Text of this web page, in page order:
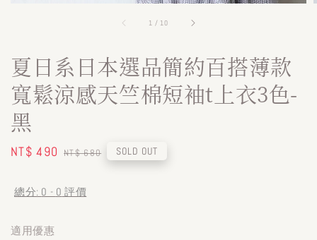
1 / 10
夏日系日本選品簡約百搭薄款
寬鬆涼感天竺棉短袖t上衣3色-
黑
Sale
NT$ 490 Regular
NT$ 680 SOLD OUT
總分: 0 - 0 評價
適用優惠